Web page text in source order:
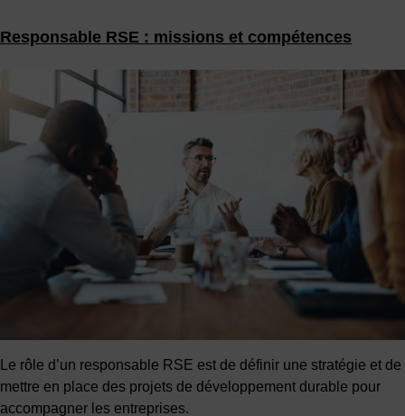
Responsable RSE : missions et compétences
Le rôle d’un responsable RSE est de définir une stratégie et de
mettre en place des projets de développement durable pour
accompagner les entreprises.